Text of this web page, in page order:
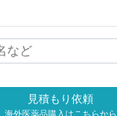
見積もり依頼
海外医薬品購入はこちらから